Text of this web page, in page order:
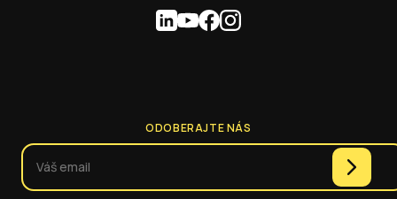
ODOBERAJTE NÁS